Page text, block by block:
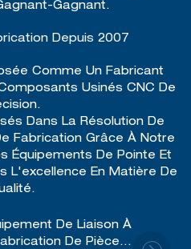
Gagnant.
Depuis 2007
Comme Un Fabricant
Usinés CNC De
Dans La Résolution De
Fabrication Grâce À Notre
Équipements De Pointe Et
L'excellence En Matière De
De Liaison À
De Pièces